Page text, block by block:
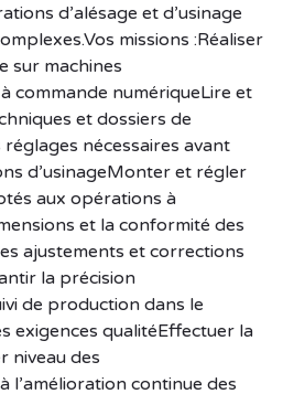
d’alésage et d’usinage
missions :Réaliser
sur machines
commande numériqueLire et
et dossiers de
nécessaires avant
d’usinageMonter et régler
aux opérations à
et la conformité des
ajustements et corrections
la précision
de production dans le
exigences qualitéEffectuer la
niveau des
l’amélioration continue des